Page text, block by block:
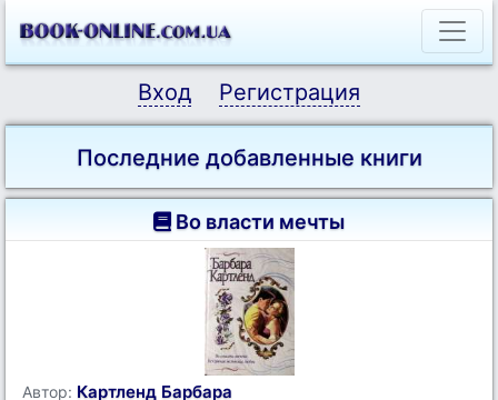
Вход Регистрация
Последние добавленные книги
Во власти мечты
Автор: Картленд Барбара